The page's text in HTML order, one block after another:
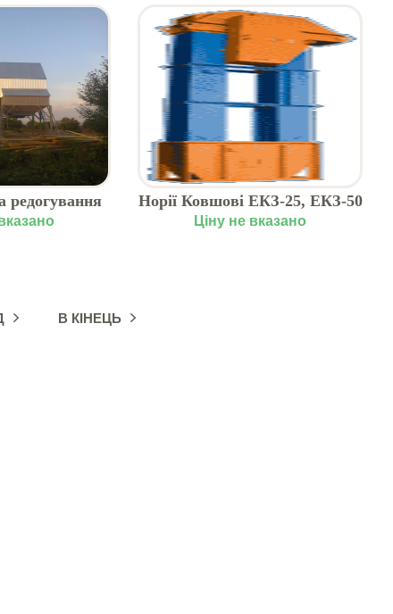
редогування
Норії Ковшові ЕКЗ-25, ЕКЗ-50
Ціну не вказано
В КІНЕЦЬ